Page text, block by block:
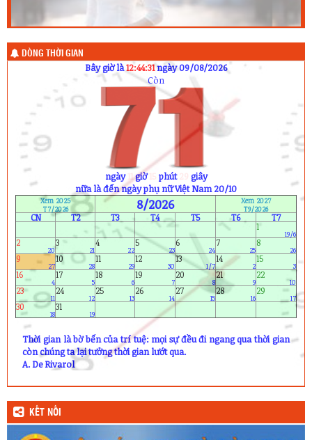
DÒNG THỜI GIAN
Bây giờ là12:44:32ngày 09/08/2026
Còn
ngày11giờ phút
giây
nữa là đến ngày phụ nữ Việt Nam 20/10
Xem 2025
T7/2026
8/2026
Xem 2027
T9/2026
CN T2 T3 T4 T5 T6
T7
1
19/6
2
20
3
21
4
22
5
23
6
24
7
25
8
26
9
27
10
28
11
29
12
30
13
1/7
14
2
15
3
16
4
17
5
18
6
19
7
20
8
21
9
22
10
23
11
24
12
25
13
26
14
27
15
28
16
29
17
30
18
31
19
Thời gian là bờ bến của trí tuệ: mọi sự đều đi ngang qua thời gian
còn chúng ta lại tưởng thời gian lướt qua.
A. De Rivarol
KẾT NỐI